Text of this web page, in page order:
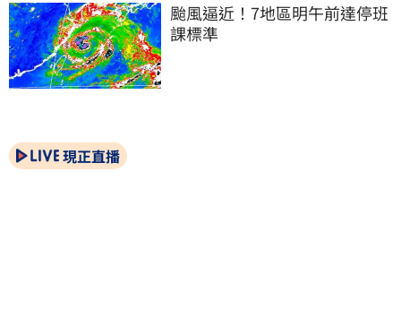
颱風逼近！7地區明午前達停班
課標準
現正直播